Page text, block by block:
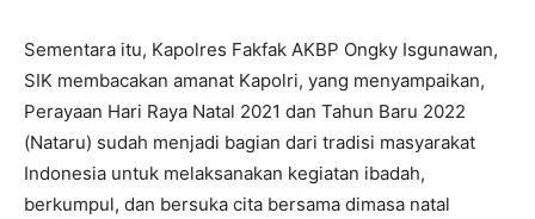
Sementara itu, Kapolres Fakfak AKBP Ongky Isgunawan,
SIK membacakan amanat Kapolri, yang menyampaikan,
Perayaan Hari Raya Natal 2021 dan Tahun Baru 2022
(Nataru) sudah menjadi bagian dari tradisi masyarakat
Indonesia untuk melaksanakan kegiatan ibadah,
berkumpul, dan bersuka cita bersama dimasa natal